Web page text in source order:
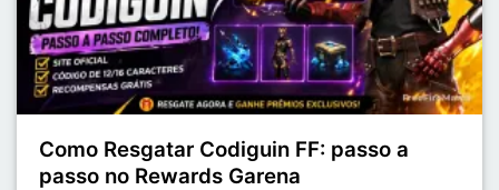
Como Resgatar Codiguin FF: passo a
passo no Rewards Garena